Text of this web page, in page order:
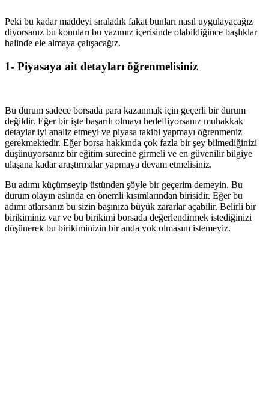
Peki bu kadar maddeyi sıraladık fakat bunları nasıl uygulayacağız
diyorsanız bu konuları bu yazımız içerisinde olabildiğince başlıklar
halinde ele almaya çalışacağız.
1- Piyasaya ait detayları öğrenmelisiniz
Bu durum sadece borsada para kazanmak için geçerli bir durum
değildir. Eğer bir işte başarılı olmayı hedefliyorsanız muhakkak
detaylar iyi analiz etmeyi ve piyasa takibi yapmayı öğrenmeniz
gerekmektedir. Eğer borsa hakkında çok fazla bir şey bilmediğinizi
düşünüyorsanız bir eğitim sürecine girmeli ve en güvenilir bilgiye
ulaşana kadar araştırmalar yapmaya devam etmelisiniz.
Bu adımı küçümseyip üstünden şöyle bir geçerim demeyin. Bu
durum olayın aslında en önemli kısımlarından birisidir. Eğer bu
adımı atlarsanız bu sizin başınıza büyük zararlar açabilir. Belirli bir
birikiminiz var ve bu birikimi borsada değerlendirmek istediğinizi
düşünerek bu birikiminizin bir anda yok olmasını istemeyiz.